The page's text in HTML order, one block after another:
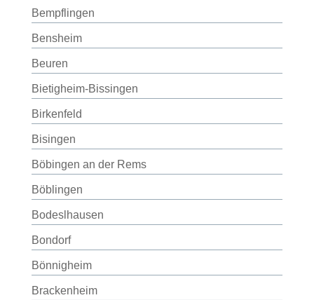
Bempflingen
Bensheim
Beuren
Bietigheim-Bissingen
Birkenfeld
Bisingen
Böbingen an der Rems
Böblingen
Bodeslhausen
Bondorf
Bönnigheim
Brackenheim